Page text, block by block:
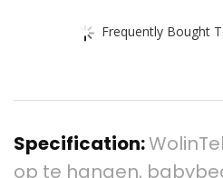
Frequently Bought
Specification:
op te hangen,